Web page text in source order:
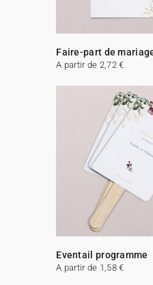
Faire-part de
A partir de 2,72 €
Eventail programme
A partir de 1,58 €